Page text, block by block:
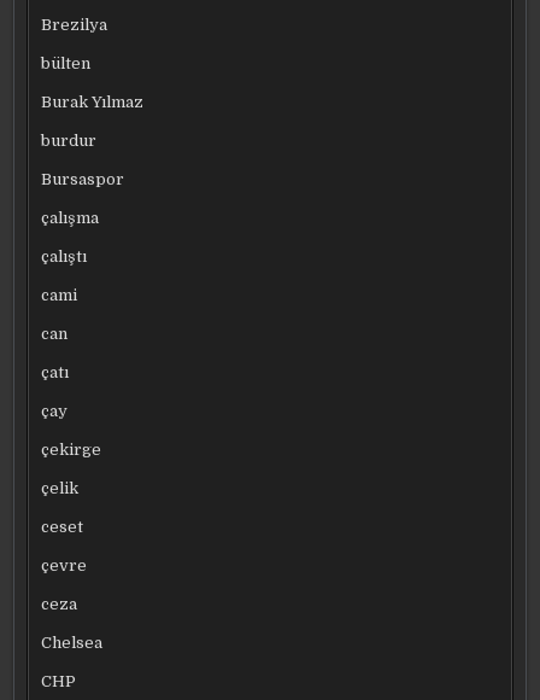
Brezilya
bülten
Burak Yılmaz
burdur
Bursaspor
çalışma
çalıştı
cami
can
çatı
çay
çekirge
çelik
ceset
çevre
ceza
Chelsea
CHP